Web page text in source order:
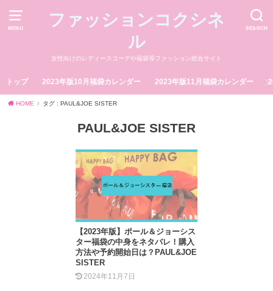
MENU SEARCH
ファッションコクシネ
ル
女性向けのレディースコーデや福袋等ファッション総合サイト
トップ 2023年版10月福袋カレンダー 2023年版11月福袋カレンダー
HOME タグ : PAUL&JOE SISTER
PAUL&JOE SISTER
【2023年版】ポール＆ジョーシス
ター福袋の中身をネタバレ！購入
方法や予約開始日は？PAUL&JOE
SISTER
2024年11月7日